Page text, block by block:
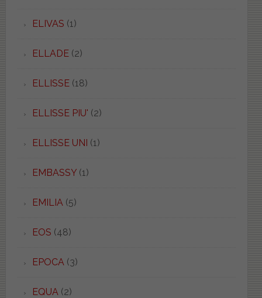
ELIVAS (1)
ELLADE(2)
ELLISSE(18)
ELLISSE PIU' (2)
ELLISSE UNI (1)
EMBASSY(1)
EMILIA (5)
EOS (48)
EPOCA (3)
EQUA (2)